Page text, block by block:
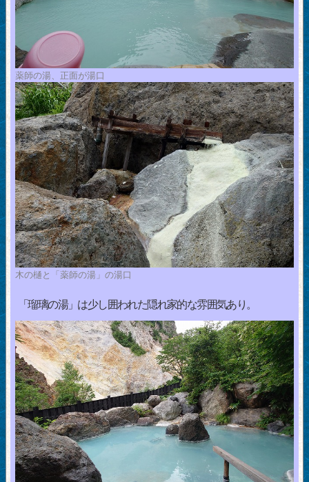
薬師の湯、正面が湯口
木の樋と「薬師の湯」の湯口
「瑠璃の湯」は少し囲われた隠れ家的な雰囲気あり。